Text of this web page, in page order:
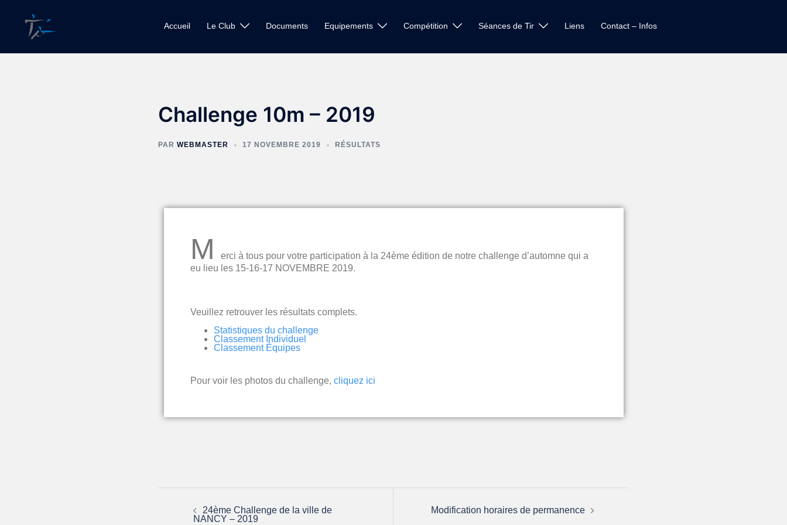
Accueil Le Club Documents Equipements Compétition Séances de Tir Liens Contact – Infos
Challenge 10m – 2019
PAR WEBMASTER 17 NOVEMBRE 2019 RÉSULTATS
M
erci à tous pour votre participation à la 24ème édition de notre challenge d’automne qui a
eu lieu les 15-16-17 NOVEMBRE 2019.
Veuillez retrouver les résultats complets.
Statistiques du challenge
Classement Individuel
Classement Équipes
Pour voir les photos du challenge, cliquez ici
24ème Challenge de la ville de
NANCY – 2019
Modification horaires de permanence